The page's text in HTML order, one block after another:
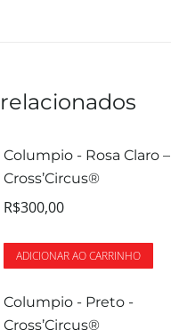
Columpio - Rosa Claro –
Cross’Circus®
R$300,00
ADICIONAR AO CARRINHO
Columpio - Preto -
Cross’Circus®